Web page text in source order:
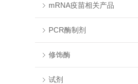
mRNA疫苗相关产品
PCR酶制剂
修饰酶
试剂